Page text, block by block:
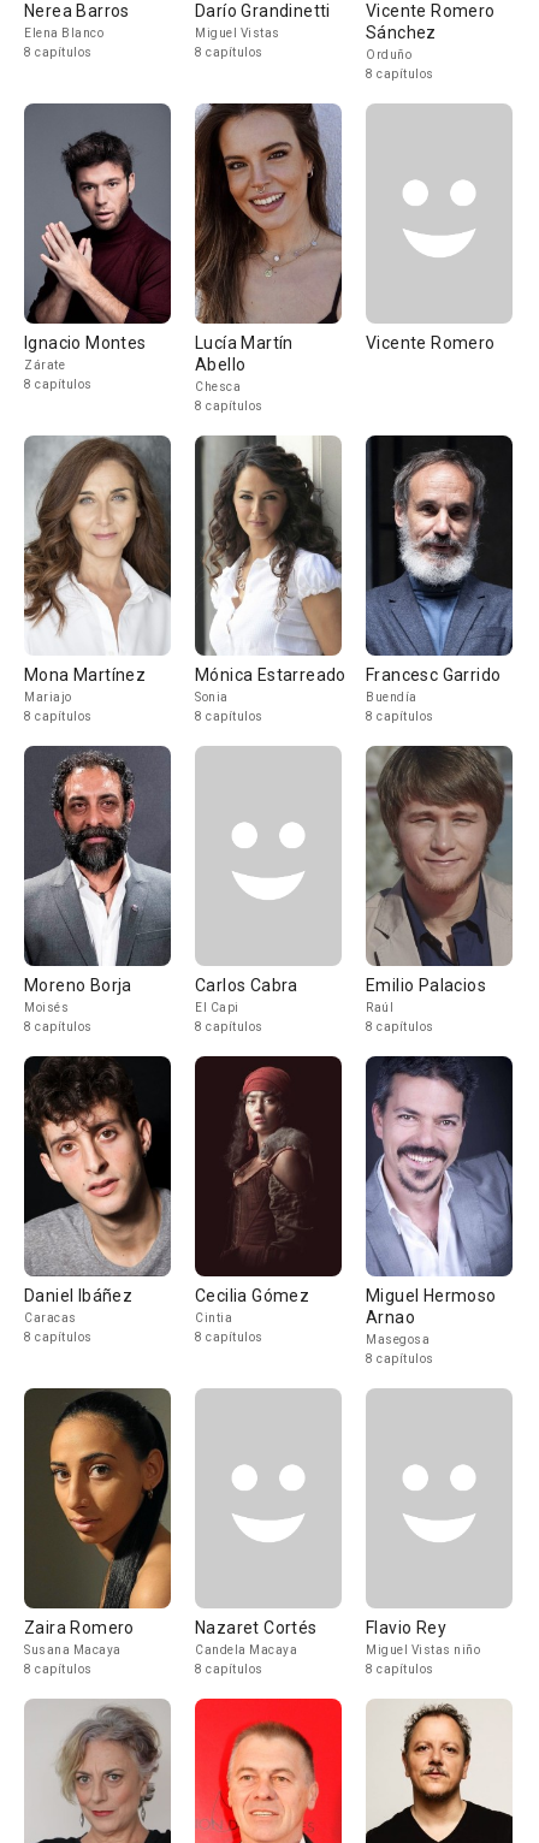
Nerea Barros
Elena Blanco
8 capítulos
Darío Grandinetti
Miguel Vistas
8 capítulos
Vicente Romero
Sánchez
Orduño
8 capítulos
Ignacio Montes
Zárate
8 capítulos
Lucía Martín
Abello
Chesca
8 capítulos
Vicente Romero
Mona Martínez
Mariajo
8 capítulos
Mónica Estarreado
Sonia
8 capítulos
Francesc Garrido
Buendía
8 capítulos
Moreno Borja
Moisés
8 capítulos
Carlos Cabra
El Capi
8 capítulos
Emilio Palacios
Raúl
8 capítulos
Daniel Ibáñez
Caracas
8 capítulos
Cecilia Gómez
Cintia
8 capítulos
Miguel Hermoso
Arnao
Masegosa
8 capítulos
Zaira Romero
Susana Macaya
8 capítulos
Nazaret Cortés
Candela Macaya
8 capítulos
Flavio Rey
Miguel Vistas niño
8 capítulos